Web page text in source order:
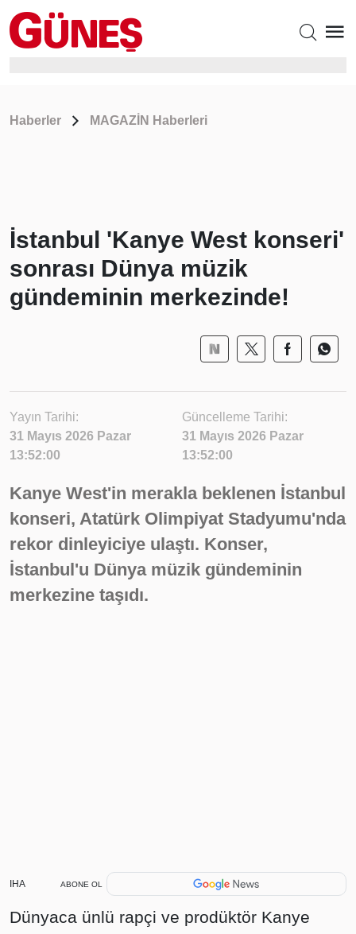
Haberler MAGAZİN Haberleri
İstanbul 'Kanye West konseri'
sonrası Dünya müzik
gündeminin merkezinde!
Yayın Tarihi:
31 Mayıs 2026 Pazar
13:52:00
Güncelleme Tarihi:
31 Mayıs 2026 Pazar
13:52:00
Kanye West'in merakla beklenen İstanbul
konseri, Atatürk Olimpiyat Stadyumu'nda
rekor dinleyiciye ulaştı. Konser,
İstanbul'u Dünya müzik gündeminin
merkezine taşıdı.
IHA ABONE OL
Dünyaca ünlü rapçi ve prodüktör Kanye